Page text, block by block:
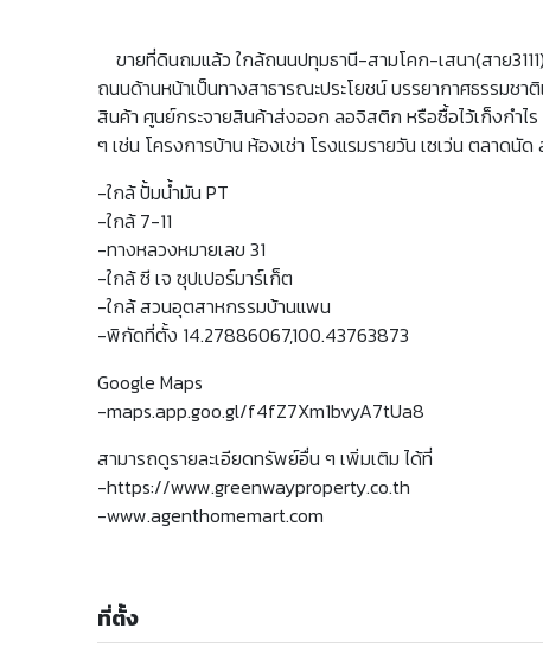
ขายที่ดินถมแล้ว ใกล้ถนนปทุมธานี-สามโคก-เสนา(สาย
ถนนด้านหน้าเป็นทางสาธารณะประโยชน์ บรรยากาศธรรมช
สินค้า ศูนย์กระจายสินค้าส่งออก ลอจิสติก หรือซื้อไว้เก็งกำไ
ๆ เช่น โครงการบ้าน ห้องเช่า โรงแรมรายวัน เซเว่น ตลาดนัด
-ใกล้ ปั้มน้ำมัน PT
-ใกล้ 7-11
-ทางหลวงหมายเลข 31
-ใกล้ ซี เจ ซุปเปอร์มาร์เก็ต
-ใกล้ สวนอุตสาหกรรมบ้านแพน
-พิกัดที่ตั้ง 14.27886067,100.43763873
Google Maps
-maps.app.goo.gl/f4fZ7Xm1bvyA7tUa8
สามารถดูรายละเอียดทรัพย์อื่น ๆ เพิ่มเติม ได้ที่
-https://www.greenwayproperty.co.th
-www.agenthomemart.com
ที่ตั้ง